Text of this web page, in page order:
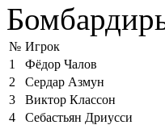
№ Игрок
1
Фёдор Чалов
2
Сердар Азмун
3
Виктор Классон
4
Себастьян Дриусси